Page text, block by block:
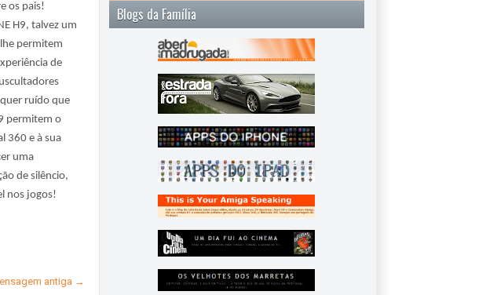
os pais!
H9, talvez um
permitem
de
ruído que
permitem o
360 e à sua
uma
de silêncio,
nos jogos!
antiga →
Blogs da Família